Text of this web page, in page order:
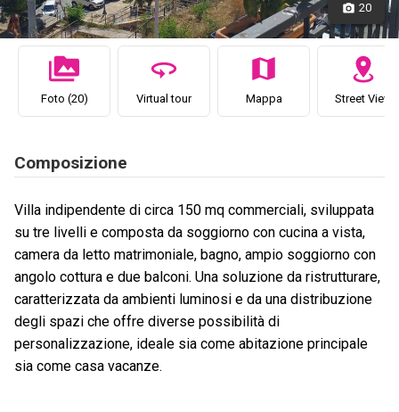
20
Foto (20) Virtual tour Mappa Street View
Composizione
Villa indipendente di circa 150 mq commerciali, sviluppata
su tre livelli e composta da soggiorno con cucina a vista,
camera da letto matrimoniale, bagno, ampio soggiorno con
angolo cottura e due balconi. Una soluzione da ristrutturare,
caratterizzata da ambienti luminosi e da una distribuzione
degli spazi che offre diverse possibilità di
personalizzazione, ideale sia come abitazione principale
sia come casa vacanze.